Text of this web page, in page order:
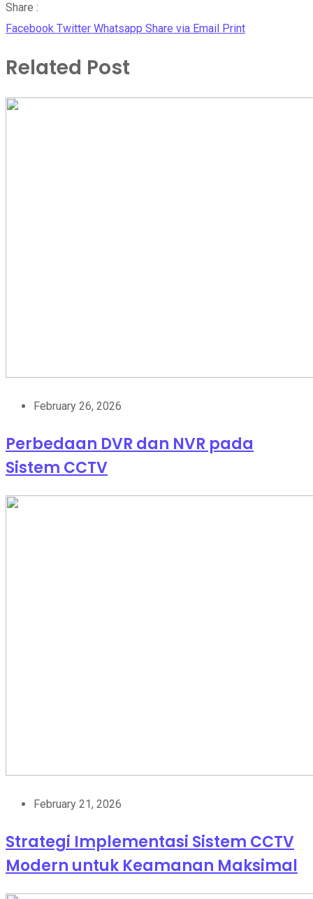
Share :
Facebook Twitter Whatsapp Share via Email Print
Related Post
February 26, 2026
Perbedaan DVR dan NVR pada
Sistem CCTV
February 21, 2026
Strategi Implementasi Sistem CCTV
Modern untuk Keamanan Maksimal